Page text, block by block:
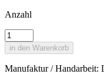
Anzahl
in den Warenkorb
Manufaktur / Handarbeit: